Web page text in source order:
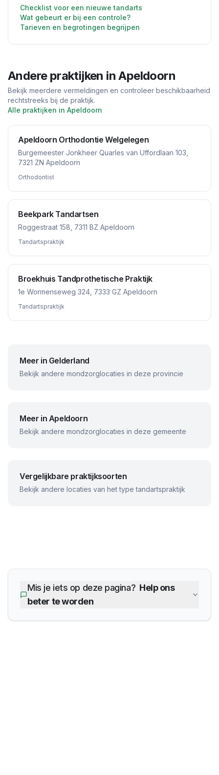
Checklist voor een nieuwe tandarts
Wat gebeurt er bij een controle?
Tarieven en begrotingen begrijpen
Andere praktijken inApeldoorn
Bekijk meerdere vermeldingen en controleer beschikbaarheid
rechtstreeks bij de praktijk.
Alle praktijken in Apeldoorn
Apeldoorn Orthodontie Welgelegen
Burgemeester Jonkheer Quarles van Uffordlaan 103,
7321 ZN Apeldoorn
Orthodontist
Beekpark Tandartsen
Roggestraat 158, 7311 BZ Apeldoorn
Tandartspraktijk
Broekhuis Tandprothetische Praktijk
1e Wormenseweg 324, 7333 GZ Apeldoorn
Tandartspraktijk
Meer in Gelderland
Bekijk andere mondzorglocaties in deze provincie
Meer in Apeldoorn
Bekijk andere mondzorglocaties in deze gemeente
Vergelijkbare praktijksoorten
Bekijk andere locaties van het type tandartspraktijk
Mis je iets op deze pagina? Help ons
beter te worden